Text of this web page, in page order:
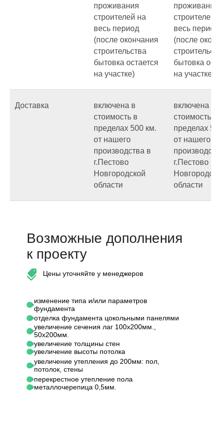
проживания
строителей на
весь период
(после окончания
строительства
бытовка остается
на участке)
проживания
строителей
весь период
(после
бытовка
на участке).
Доставка
включена в
стоимость в
пределах 500 км.
от нашего
производства в
г.Пестово
Новгородской
области
включена в
стоимость в
пределах
от нашего
г.Пестово
области
Возможные дополнения
к проекту
Цены уточняйте у менеджеров
изменение типа и/или параметров
фундамента
отделка фундамента цокольными панелями
увеличение сечения лаг 100х200мм.,
50х200мм.
увеличение толщины стен
увеличение высоты потолка
увеличение утепления до 200мм: пол,
потолок, стены
перекрестное утепление пола
металлочерепица 0,5мм.